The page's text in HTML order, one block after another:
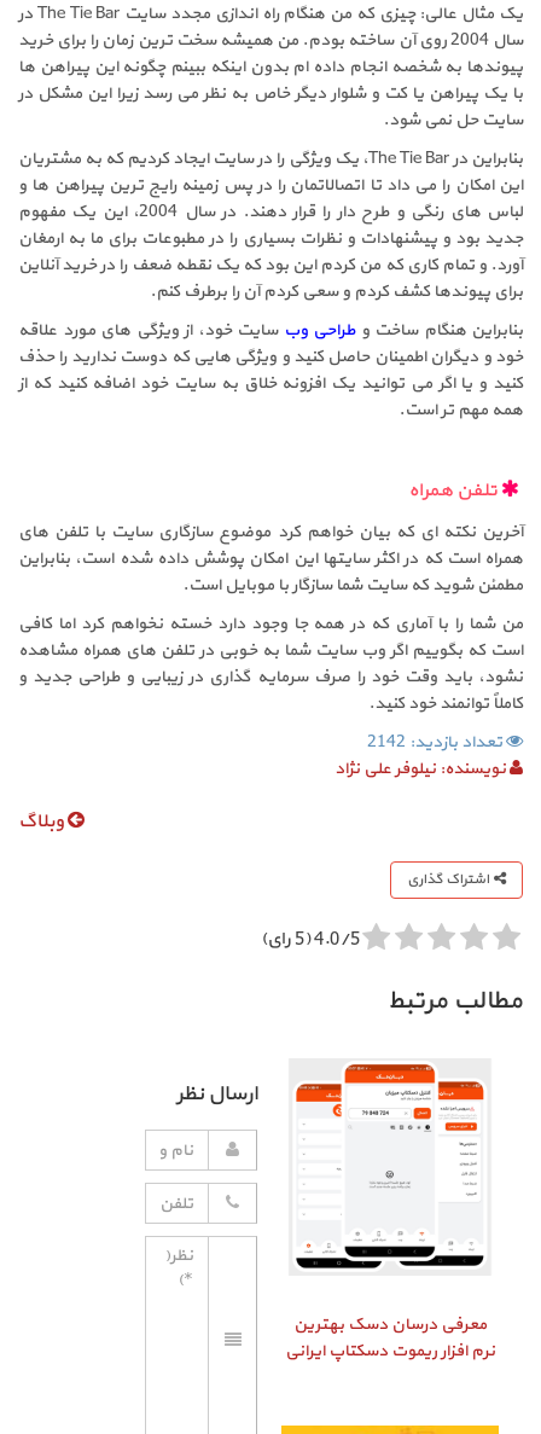
یک مثال عالی: چیزی که من هنگام راه اندازی مجدد سایت The Tie Bar در
سال 2004 روی آن ساخته بودم. من همیشه سخت ترین زمان را برای خرید
پیوندها به شخصه انجام داده ام بدون اینکه ببینم چگونه این پیراهن ها
با یک پیراهن یا کت و شلوار دیگر خاص به نظر می رسد زیرا این مشکل در
سایت حل نمی شود.
بنابراین در The Tie Bar، یک ویژگی را در سایت ایجاد کردیم که به مشتریان
این امکان را می داد تا اتصالاتمان را در پس زمینه رایج ترین پیراهن ها و
لباس های رنگی و طرح دار را قرار دهند. در سال 2004، این یک مفهوم
جدید بود و پیشنهادات و نظرات بسیاری را در مطبوعات برای ما به ارمغان
آورد. و تمام کاری که من کردم این بود که یک نقطه ضعف را در خرید آنلاین
برای پیوندها کشف کردم و سعی کردم آن را برطرف کنم.
بنابراین هنگام ساخت وطراحی وب سایت خود، از ویژگی های مورد علاقه
خود و دیگران اطمینان حاصل کنید و ویژگی هایی که دوست ندارید را حذف
کنید و یا اگر می توانید یک افزونه خلاق به سایت خود اضافه کنید که از
همه مهم تر است.
تلفن همراه
آخرین نکته ای که بیان خواهم کرد موضوع سازگاری سایت با تلفن های
همراه است که در اکثر سایتها این امکان پوشش داده شده است، بنابراین
مطمئن شوید که سایت شما سازگار با موبایل است.
من شما را با آماری که در همه جا وجود دارد خسته نخواهم کرد اما کافی
است که بگوییم اگر وب سایت شما به خوبی در تلفن های همراه مشاهده
نشود، باید وقت خود را صرف سرمایه گذاری در زیبایی و طراحی جدید و
کاملاً توانمند خود کنید.
تعداد بازدید: 2142
نویسنده: نیلوفر علی نژاد
وبلاگ
اشتراک گذاری
4.0/5 (5 رای)
مطالب مرتبط
معرفی درسان دسک بهترین
نرم افزار ریموت دسکتاپ ایرانی
ارسال نظر